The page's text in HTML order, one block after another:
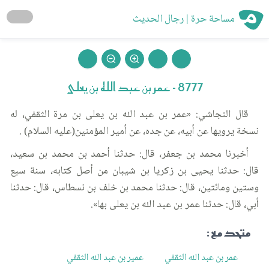
مساحة حرة | رجال الحديث
8777 - عمر بن عبد الله بن يعلى
قال النجاشي: «عمر بن عبد الله بن يعلى بن مرة الثقفي، له
نسخة يرويها عن أبيه، عن جده، عن أمير المؤمنين(عليه السلام) .
أخبرنا محمد بن جعفر، قال: حدثنا أحمد بن محمد بن سعيد،
قال: حدثنا يحيى بن زكريا بن شيبان من أصل كتابه، سنة سبع
وستين ومائتين، قال: حدثنا محمد بن خلف بن نسطاس، قال: حدثنا
أبي، قال: حدثنا عمر بن عبد الله بن يعلى بها».
متحد مع :
عمر بن عبد الله الثقفي عمير بن عبد الله الثقفي